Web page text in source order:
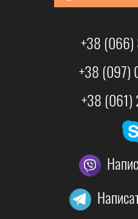
+38
+38 (097)
+38